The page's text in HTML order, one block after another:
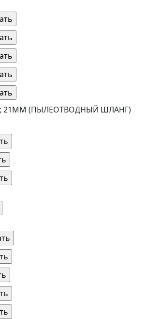
21ММ (ПЫЛЕОТВОДНЫЙ ШЛАНГ)